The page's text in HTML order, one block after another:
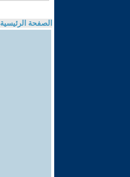
الصفحة الرئيسية